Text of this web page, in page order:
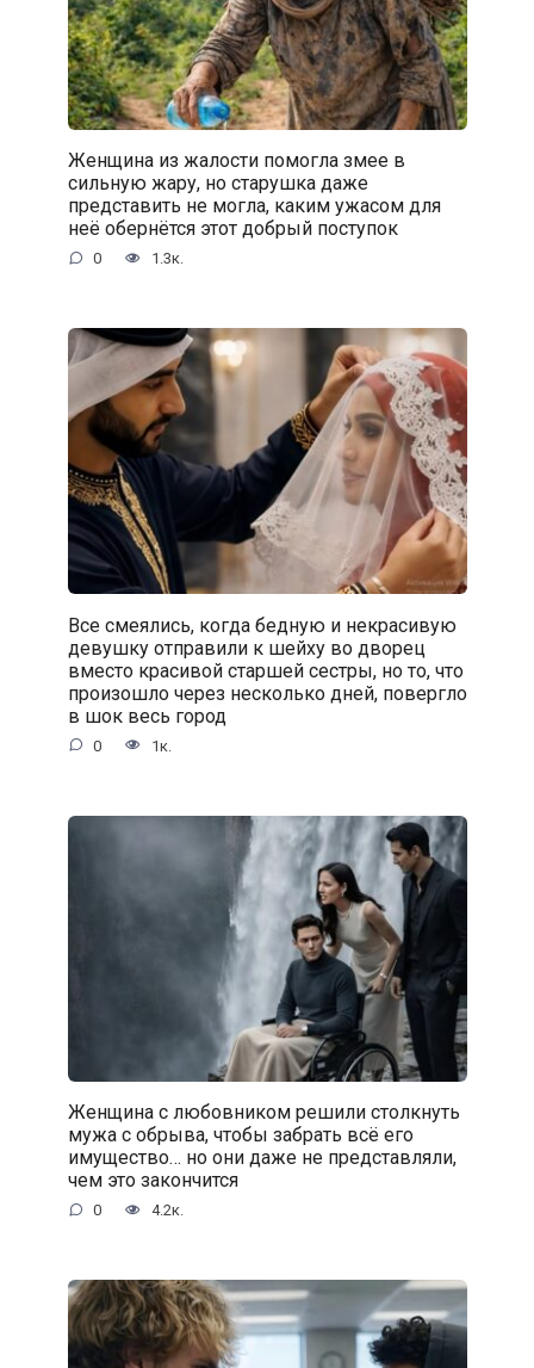
Женщина из жалости помогла змее в
сильную жару, но старушка даже
представить не могла, каким ужасом для
неё обернётся этот добрый поступок
0 1.3к.
Все смеялись, когда бедную и некрасивую
девушку отправили к шейху во дворец
вместо красивой старшей сестры, но то, что
произошло через несколько дней, повергло
в шок весь город
0 1к.
Женщина с любовником решили столкнуть
мужа с обрыва, чтобы забрать всё его
имущество… но они даже не представляли,
чем это закончится
0 4.2к.